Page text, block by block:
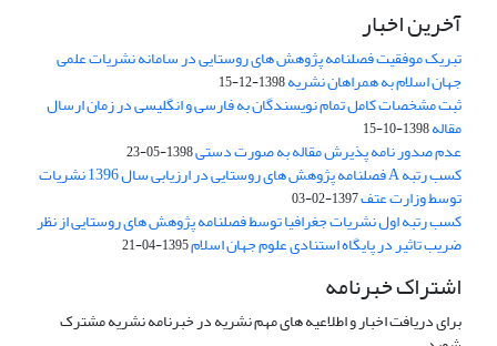
آخرین اخبار
تبریک موفقیت فصلنامه پژوهش های روستایی در سامانه نشریات علمی
جهان اسلام به همراهان نشریه1398-12-15
ثبت مشخصات کامل تمام نویسندگان به فارسی و انگلیسی در زمان ارسال
مقاله1398-10-15
عدم صدور نامه پذیرش مقاله به صورت دستی1398-05-23
کسب رتبه A فصلنامه پژوهش های روستایی در ارزیابی سال 1396 نشریات
توسط وزارت عتف1397-02-03
کسب رتبه اول نشریات جغرافیا توسط فصلنامه پژوهش های روستایی از نظر
ضریب تاثیر در پایگاه استنادی علوم جهان اسلام1395-04-21
اشتراک خبرنامه
برای دریافت اخبار و اطلاعیه های مهم نشریه در خبرنامه نشریه مشترک